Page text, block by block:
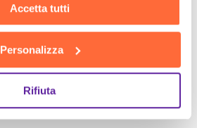
Accetta tutti
Personalizza
Rifiuta